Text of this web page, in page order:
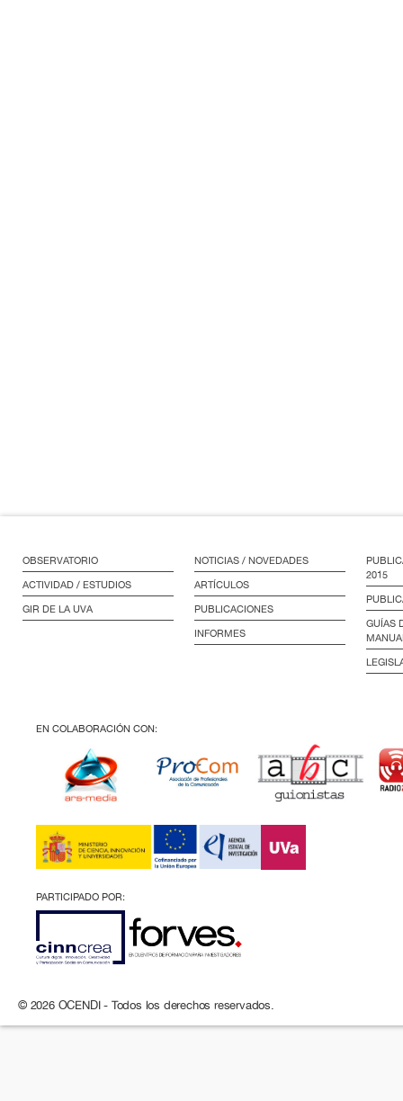
OBSERVATORIO
ACTIVIDAD / ESTUDIOS
GIR DE LA UVA
NOTICIAS / NOVEDADES
ARTÍCULOS
PUBLICACIONES
INFORMES
2015
GUÍAS
EN COLABORACIÓN CON:
PARTICIPADO POR:
© 2026 OCENDI - Todos los derechos reservados.